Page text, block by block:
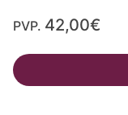
PVP. 42,00€